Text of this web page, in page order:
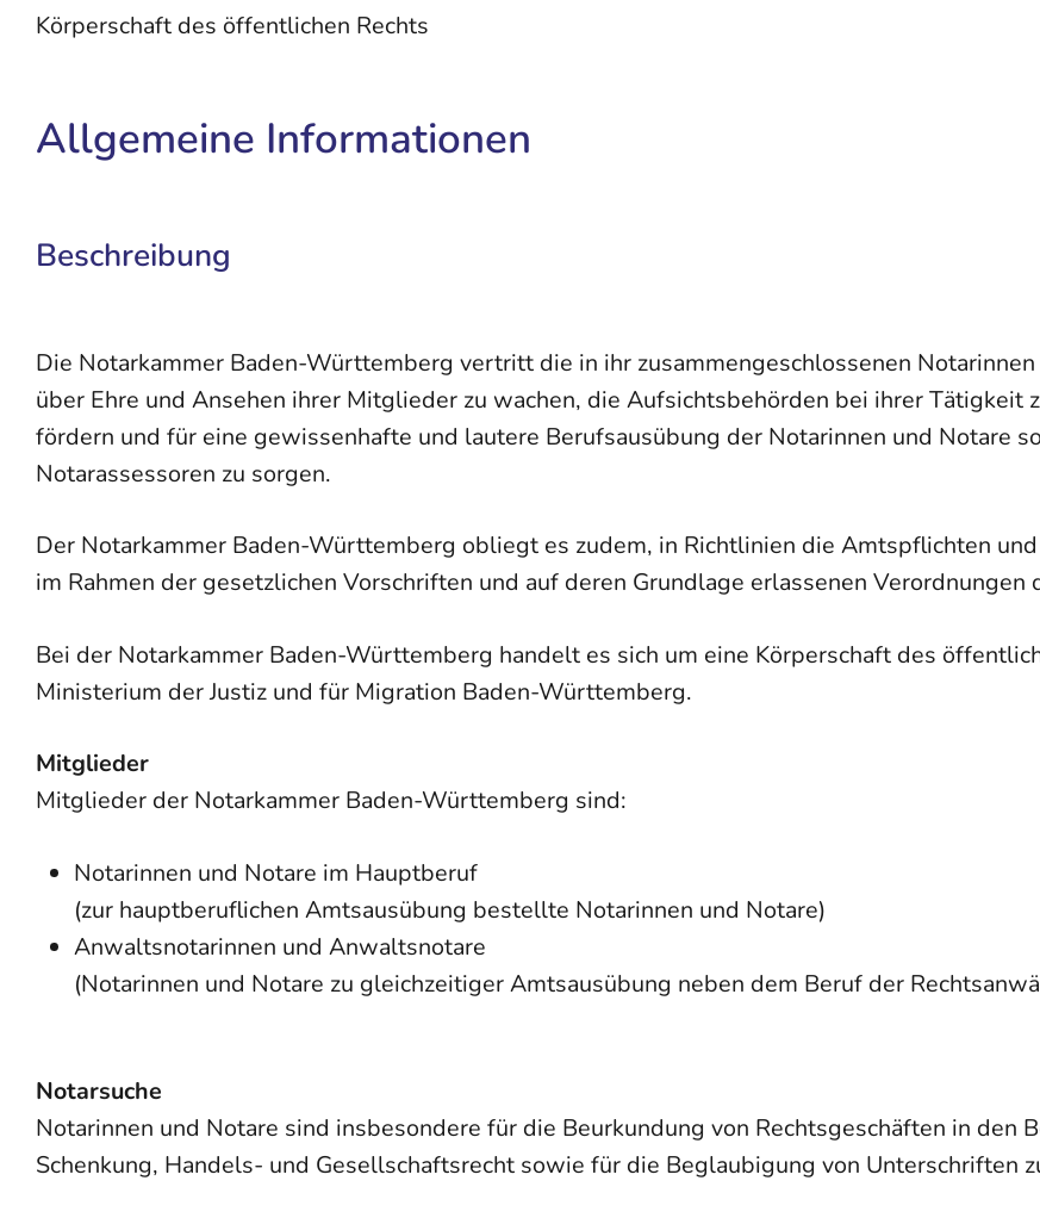
Körperschaft des öffentlichen Rechts
Allgemeine Informationen
Beschreibung
Die Notarkammer Baden-Württemberg vertritt die in ihr zusammengeschlossenen
über Ehre und Ansehen ihrer Mitglieder zu wachen, die Aufsichtsbehörden bei ihrer Tätigkeit
fördern und für eine gewissenhafte und lautere Berufsausübung der Notarinnen und Notare
Notarassessoren zu sorgen.
Der Notarkammer Baden-Württemberg obliegt es zudem, in Richtlinien die Amtspflichten
im Rahmen der gesetzlichen Vorschriften und auf deren Grundlage erlassenen Verordnungen
Bei der Notarkammer Baden-Württemberg handelt es sich um eine Körperschaft des
Ministerium der Justiz und für Migration Baden-Württemberg.
Mitglieder
Mitglieder der Notarkammer Baden-Württemberg sind:
Notarinnen und Notare im Hauptberuf
(zur hauptberuflichen Amtsausübung bestellte Notarinnen und Notare)
Anwaltsnotarinnen und Anwaltsnotare
(Notarinnen und Notare zu gleichzeitiger Amtsausübung neben dem Beruf der
Notarsuche
Notarinnen und Notare sind insbesondere für die Beurkundung von Rechtsgeschäften in den
Schenkung, Handels- und Gesellschaftsrecht sowie für die Beglaubigung von Unterschriften